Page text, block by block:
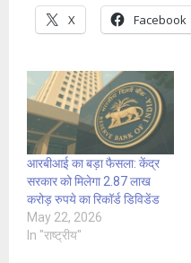
X Facebook
आरबीआई का बड़ा फैसला: केंद्र
सरकार को मिलेगा 2.87 लाख
करोड़ रुपये का रिकॉर्ड डिविडेंड
May 22, 2026
In "राष्ट्रीय"